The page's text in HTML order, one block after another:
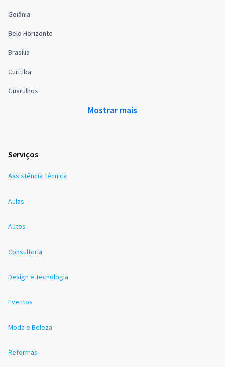
Goiânia
Belo Horizonte
Brasília
Curitiba
Guarulhos
Mostrar mais
Serviços
Assistência Técnica
Aulas
Autos
Consultoria
Design e Tecnologia
Eventos
Moda e Beleza
Reformas